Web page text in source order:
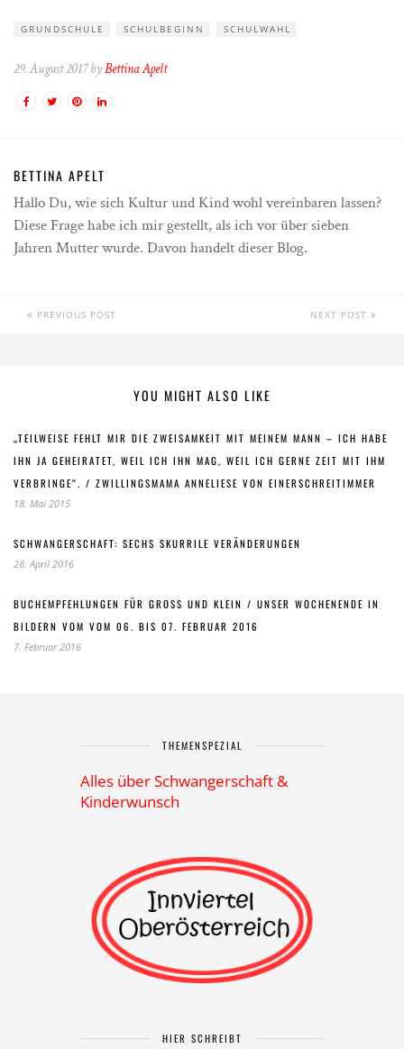
GRUNDSCHULE SCHULBEGINN SCHULWAHL
29. August 2017 byBettina Apelt
BETTINA APELT
Hallo Du, wie sich Kultur und Kind wohl vereinbaren lassen?
Diese Frage habe ich mir gestellt, als ich vor über sieben
Jahren Mutter wurde. Davon handelt dieser Blog.
PREVIOUS POST NEXT POST
YOU MIGHT ALSO LIKE
„TEILWEISE FEHLT MIR DIE ZWEISAMKEIT MIT MEINEM MANN – ICH HABE
IHN JA GEHEIRATET, WEIL ICH IHN MAG, WEIL ICH GERNE ZEIT MIT IHM
VERBRINGE“. / ZWILLINGSMAMA ANNELIESE VON EINERSCHREITIMMER
18. Mai 2015
SCHWANGERSCHAFT: SECHS SKURRILE VERÄNDERUNGEN
28. April 2016
BUCHEMPFEHLUNGEN FÜR GROSS UND KLEIN / UNSER WOCHENENDE IN B
ILDERN VOM VOM 06. BIS 07. FEBRUAR 2016
7. Februar 2016
THEMENSPEZIAL
Alles über Schwangerschaft &
Kinderwunsch
HIER SCHREIBT